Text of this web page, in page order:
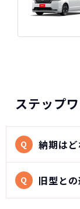
カ
瞭然！
圧倒的
だけま
新
月額以
金
た
3年ご
ーライ
1996年5月に
タイプのミニ
ステップ
Q 納期は
Q 旧型と